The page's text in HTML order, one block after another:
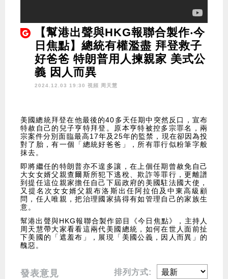
【幫港出聲與HKG報聯合製作‧今
日焦點】總統有權濫盡 拜登救子
好爸爸 特朗普用人揀親家 美式公
義 因人而異
2024.12.03 19:30 視頻 周天慧
美國總統拜登在他最後的40多天任期中突然反口，宣布
特赦自己的兒子亨特拜登。原本亨特被控多宗罪名，兩
宗案件分別面臨最高17年及25年的監禁，現在卻因為投
對了胎，有一個「總統好爸爸」，所有罪行似粉筆字般
抹去。
即將繼任的特朗普亦不遑多讓，在上個任期曾赦免自己
大女女婿父親查爾斯所犯下逃稅、欺詐等罪行，更離譜
到提任這位親家擔任自己下屆政府的美國駐法國大使，
又提名次女女婿父親布洛斯出任阿拉伯及中東高級顧
問，任人唯親，把治理國家搞得有如管理自己的家族生
意。
幫港出聲與HKG報聯合製作節目《今日焦點》，主持人
周天慧帶大家看看這兩代美國總統，如何在世人面前扯
下美國的「遮羞布」，展現「美國公義，因人而異」的
醜惡。
發表意見 排列方式: